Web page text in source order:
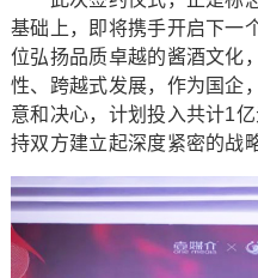
基础上，即将携手开启下一
位弘扬品质卓越的酱酒文化
性、跨越式发展，作为国企
意和决心，计划投入共计1
持双方建立起深度紧密的战